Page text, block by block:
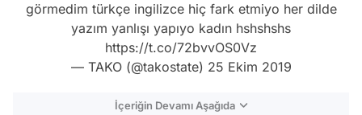
görmedim türkçe ingilizce hiç fark etmiyo her dilde
yazım yanlışı yapıyo kadın hshshshs
https://t.co/72bvvOS0Vz
— TAKO (@takostate) 25 Ekim 2019
İçeriğin Devamı Aşağıda